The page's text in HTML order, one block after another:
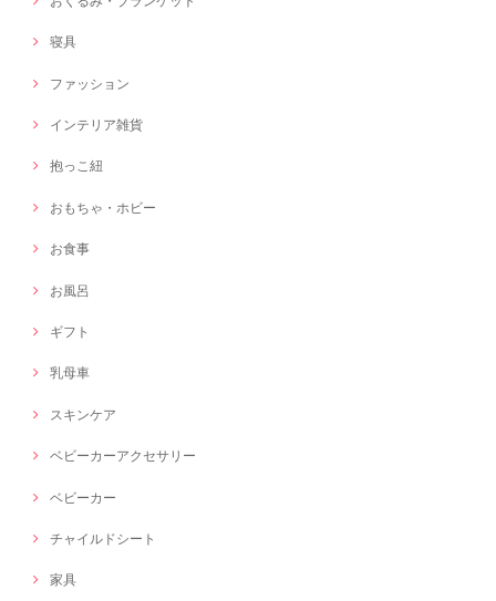
寝具
ファッション
インテリア雑貨
抱っこ紐
おもちゃ・ホビー
お食事
お風呂
ギフト
乳母車
スキンケア
ベビーカーアクセサリー
ベビーカー
チャイルドシート
家具